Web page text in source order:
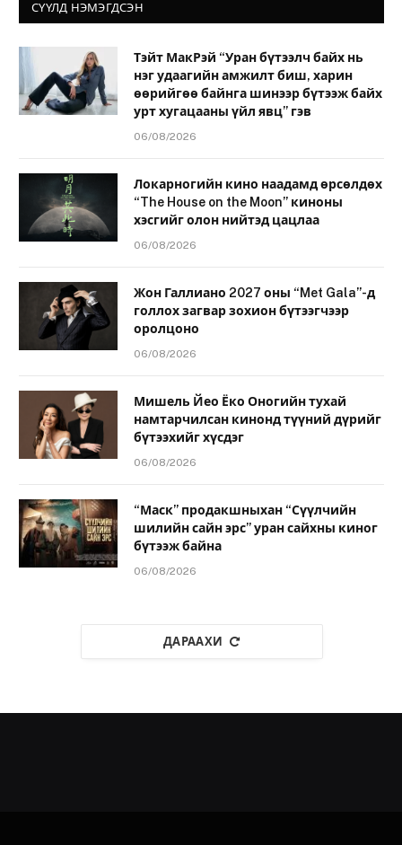
СҮҮЛД НЭМЭГДСЭН
Тэйт МакРэй “Уран бүтээлч байх нь
нэг удаагийн амжилт биш, харин
өөрийгөө байнга шинээр бүтээж байх
урт хугацааны үйл явц” гэв
06/08/2026
Локарногийн кино наадамд өрсөлдөх
“The House on the Moon” киноны
хэсгийг олон нийтэд цацлаа
06/08/2026
Жон Галлиано 2027 оны “Met Gala”-д
голлох загвар зохион бүтээгчээр
оролцоно
06/08/2026
Мишель Йео Ёко Оногийн тухай
намтарчилсан кинонд түүний дүрийг
бүтээхийг хүсдэг
06/08/2026
“Маск” продакшныхан “Сүүлчийн
шилийн сайн эрс” уран сайхны киног
бүтээж байна
06/08/2026
ДАРААХИ